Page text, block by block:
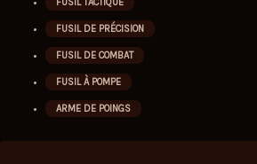
FUSIL TACTIQUE
FUSIL DE PRÉCISION
FUSIL DE COMBAT
FUSIL À POMPE
ARME DE POINGS